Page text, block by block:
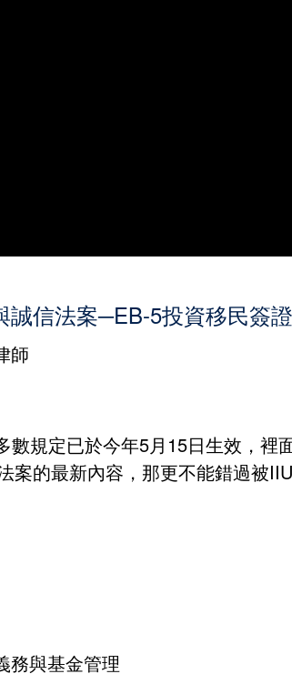
信法案─EB-5投資移民簽
師
規定已於今年5月15日生效，裡
案的最新內容，那更不能錯過被
務與基金管理